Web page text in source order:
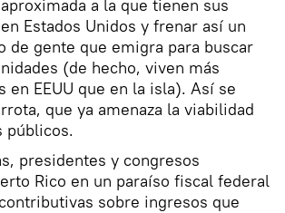
a la que tienen sus
Estados Unidos y frenar así un
de gente que emigra para buscar
(de hecho, viven más
en EEUU que en la isla). Así se
que ya amenaza la viabilidad
públicos.
presidentes y congresos
Rico en un paraíso fiscal federal
sobre ingresos que